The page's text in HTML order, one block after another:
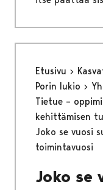
Etusivu
Porin lukio
Tietue –
kehittämisen
Joko se vuosi
toimintavuosi
Joko se